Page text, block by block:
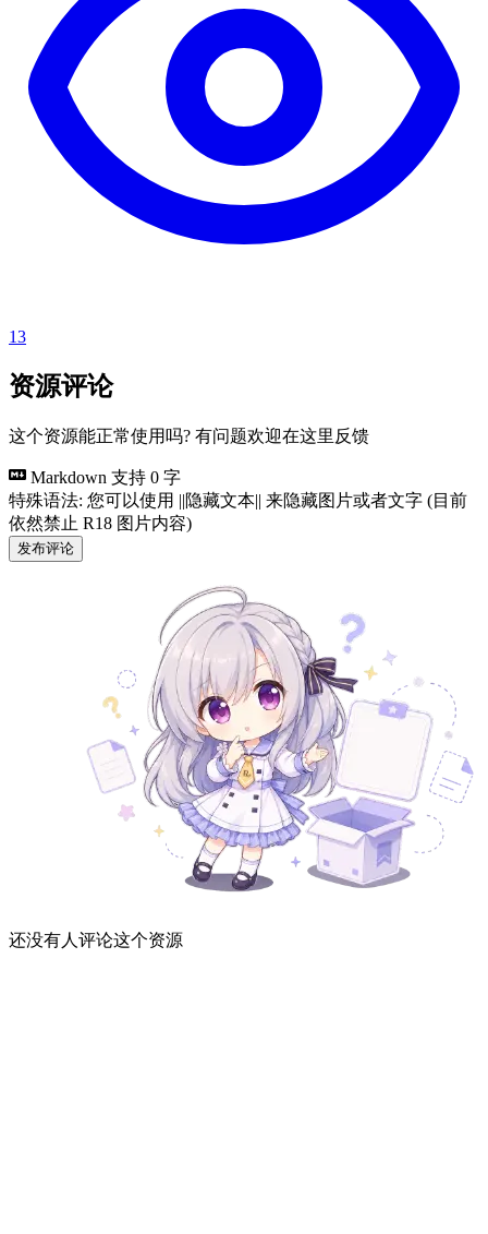
13
资源评论
这个资源能正常使用吗? 有问题欢迎在这里反馈
Markdown 支持 0 字
特殊语法: 您可以使用 ||隐藏文本|| 来隐藏图片或者文字 (目前
依然禁止 R18 图片内容)
发布评论
还没有人评论这个资源